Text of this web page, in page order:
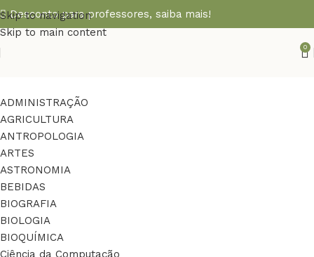
Skip to navigation
Skip to main content
Desconto para professores, saiba mais!
0
ADMINISTRAÇÃO
AGRICULTURA
ANTROPOLOGIA
ARTES
ASTRONOMIA
BEBIDAS
BIOGRAFIA
BIOLOGIA
BIOQUÍMICA
Ciência da Computação